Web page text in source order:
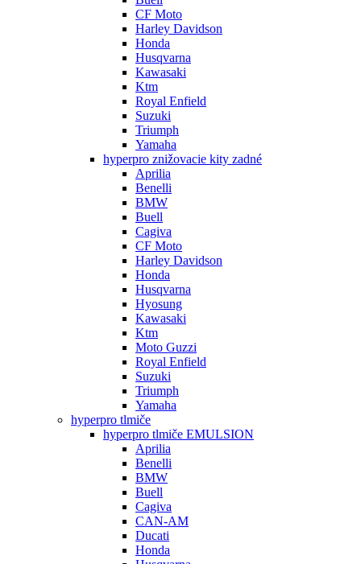
CF Moto
Harley Davidson
Honda
Husqvarna
Kawasaki
Ktm
Royal Enfield
Suzuki
Triumph
Yamaha
hyperpro znižovacie kity zadné
Aprilia
Benelli
BMW
Buell
Cagiva
CF Moto
Harley Davidson
Honda
Husqvarna
Hyosung
Kawasaki
Ktm
Moto Guzzi
Royal Enfield
Suzuki
Triumph
Yamaha
hyperpro tlmiče
hyperpro tlmiče EMULSION
Aprilia
Benelli
BMW
Buell
Cagiva
CAN-AM
Ducati
Honda